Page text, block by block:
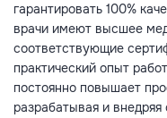
гарантировать 100%
врачи имеют высшее
соответствующие
практический опыт
постоянно повышает
разрабатывая и